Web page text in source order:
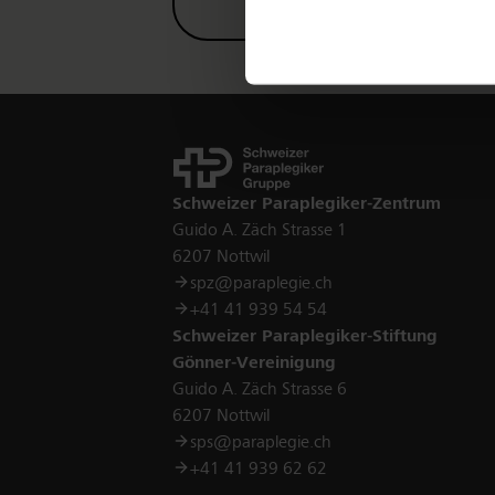
Kontakt
Schweizer Paraplegiker-Zentrum
Guido A. Zäch Strasse 1
6207 Nottwil
spz@paraplegie.ch
+41 41 939 54 54
Schweizer Paraplegiker-Stiftung
Gönner-Vereinigung
Guido A. Zäch Strasse 6
6207 Nottwil
sps@paraplegie.ch
+41 41 939 62 62